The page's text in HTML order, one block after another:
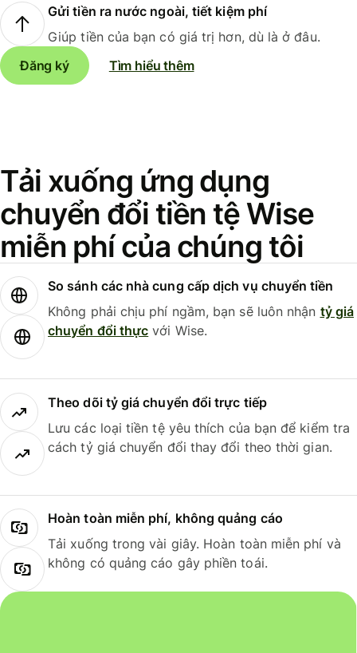
Gửi tiền ra nước ngoài, tiết kiệm phí
Giúp tiền của bạn có giá trị hơn, dù là ở đâu.
Đăng ký
Tìm hiểu thêm
Tải xuống ứng dụng
chuyển đổi tiền tệ Wise
miễn phí của chúng tôi
So sánh các nhà cung cấp dịch vụ chuyển tiền
Không phải chịu phí ngầm, bạn sẽ luôn nhận tỷ giá
chuyển đổi thực với Wise.
Theo dõi tỷ giá chuyển đổi trực tiếp
Lưu các loại tiền tệ yêu thích của bạn để kiểm tra
cách tỷ giá chuyển đổi thay đổi theo thời gian.
Hoàn toàn miễn phí, không quảng cáo
Tải xuống trong vài giây. Hoàn toàn miễn phí và
không có quảng cáo gây phiền toái.